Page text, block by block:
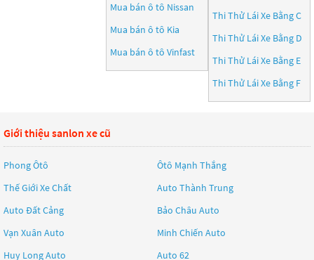
Mua bán ô tô Nissan
Mua bán ô tô Kia
Mua bán ô tô Vinfast
Thi Thử Lái Xe Bằng C
Thi Thử Lái Xe Bằng D
Thi Thử Lái Xe Bằng E
Thi Thử Lái Xe Bằng F
Giới thiệu sanlon xe cũ
Phong Ôtô
Ôtô Mạnh Thắng
Thế Giới Xe Chất
Auto Thành Trung
Auto Đất Cảng
Bảo Châu Auto
Vạn Xuân Auto
Minh Chiến Auto
Huy Long Auto
Auto 62